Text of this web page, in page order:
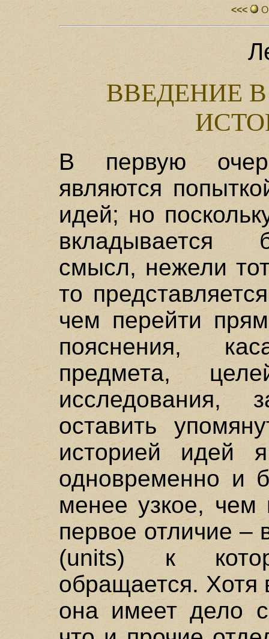
<<<
ВВЕДЕНИЕ
В первую
являются
идей; но
вкладывается
смысл, нежели
то
чем перейти
пояснения,
предмета,
оставить
историей идей
одновременно и
менее узкое,
первое отличие –
(units) к
обращается. Хотя
она имеет дело